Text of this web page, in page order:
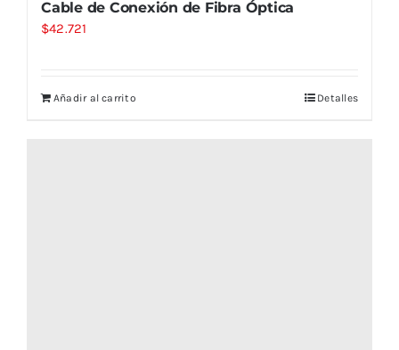
Cable de Conexión de Fibra Óptica
$42.721
Añadir al carrito Detalles